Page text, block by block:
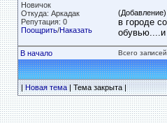
Новичок
Откуда: Аркадак
Репутация: 0
Поощрить/Наказать
(Добавление)
в городе
обувью....и
В начало Всего
|Новая тема| Тема закрыта |